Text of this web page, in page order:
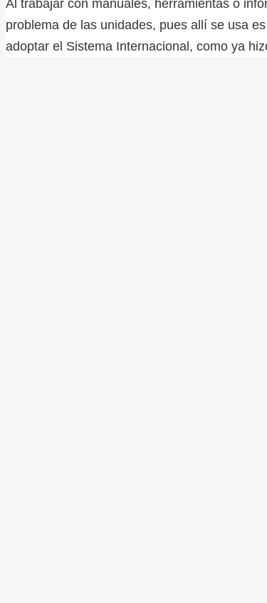
Al trabajar con manuales, herramientas o
problema de las unidades, pues allí se usa
adoptar el Sistema Internacional, como ya